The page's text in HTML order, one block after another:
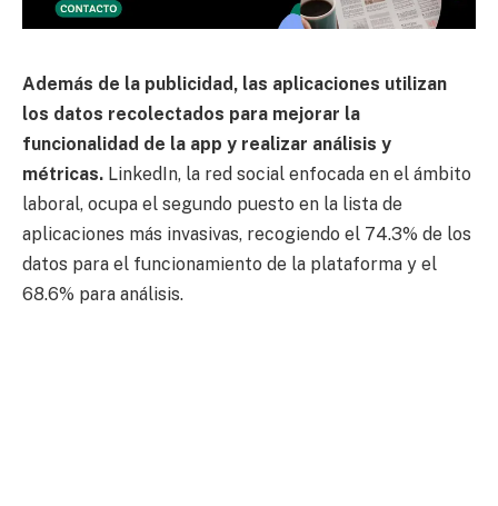
Además de la publicidad, las aplicaciones utilizan
los datos recolectados para mejorar la
funcionalidad de la app y realizar análisis y
métricas. LinkedIn, la red social enfocada en el ámbito
laboral, ocupa el segundo puesto en la lista de
aplicaciones más invasivas, recogiendo el 74.3% de los
datos para el funcionamiento de la plataforma y el
68.6% para análisis.